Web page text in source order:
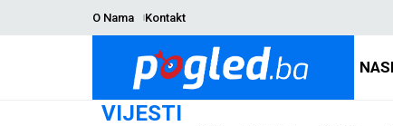
O Nama Kontakt
VIJESTI